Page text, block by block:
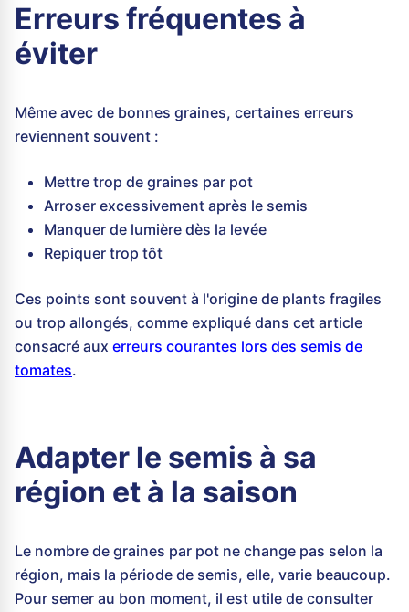
Erreurs fréquentes à
éviter
Même avec de bonnes graines, certaines erreurs
reviennent souvent :
Mettre trop de graines par pot
Arroser excessivement après le semis
Manquer de lumière dès la levée
Repiquer trop tôt
Ces points sont souvent à l'origine de plants fragiles
ou trop allongés, comme expliqué dans cet article
consacré aux erreurs courantes lors des semis de
tomates.
Adapter le semis à sa
région et à la saison
Le nombre de graines par pot ne change pas selon la
région, mais la période de semis, elle, varie beaucoup.
Pour semer au bon moment, il est utile de consulter